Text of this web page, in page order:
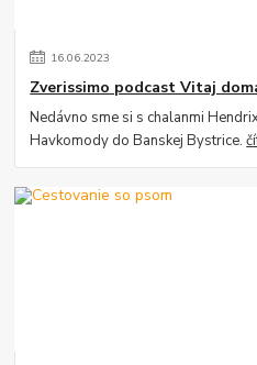
16.06.2023
Zverissimo podcast Vitaj
Nedávno sme si s chalanmi
Havkomody do Banskej Bystrice.